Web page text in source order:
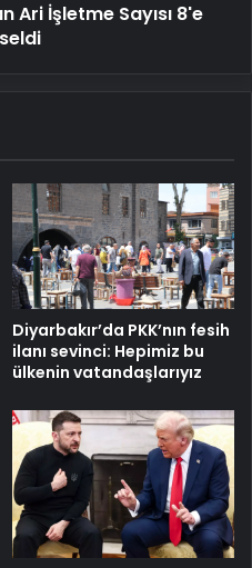
Ari İşletme Sayısı 8'e
Diyarbakır’da PKK’nın fesih
ilanı sevinci: Hepimiz bu
ülkenin vatandaşlarıyız